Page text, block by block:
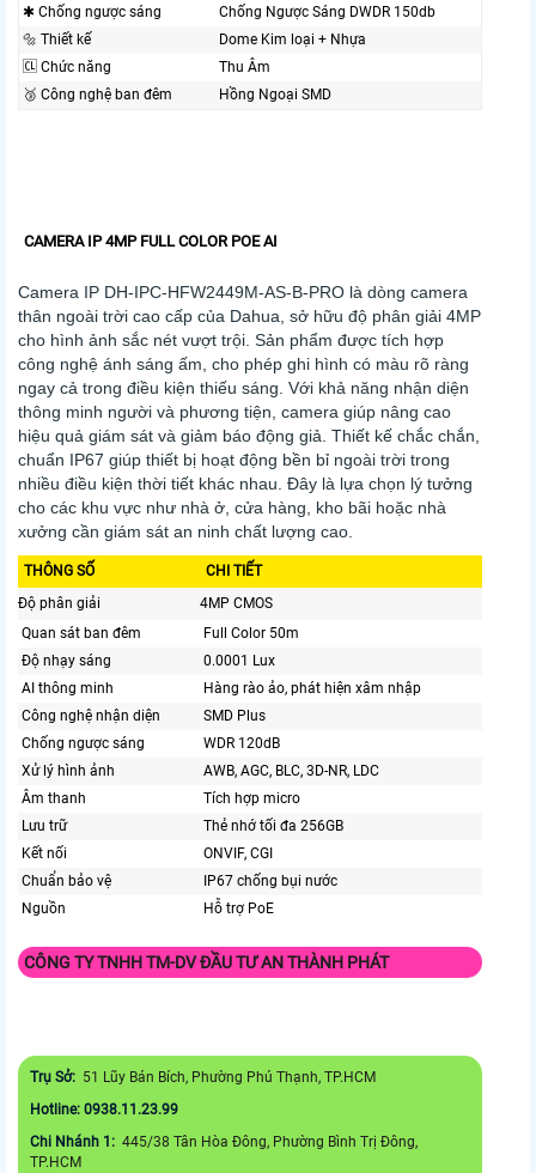
✱ Chống ngược sáng
Chống Ngược Sáng DWDR 150db
🔩 Thiết kế
Dome Kim loại + Nhựa
🆑 Chức năng
Thu Âm
🥉 Công nghệ ban đêm
Hồng Ngoại SMD
CAMERA IP 4MP FULL COLOR POE AI
Camera IP DH-IPC-HFW2449M-AS-B-PRO là dòng camera
thân ngoài trời cao cấp của Dahua, sở hữu độ phân giải 4MP
cho hình ảnh sắc nét vượt trội. Sản phẩm được tích hợp
công nghệ ánh sáng ấm, cho phép ghi hình có màu rõ ràng
ngay cả trong điều kiện thiếu sáng. Với khả năng nhận diện
thông minh người và phương tiện, camera giúp nâng cao
hiệu quả giám sát và giảm báo động giả. Thiết kế chắc chắn,
chuẩn IP67 giúp thiết bị hoạt động bền bỉ ngoài trời trong
nhiều điều kiện thời tiết khác nhau. Đây là lựa chọn lý tưởng
cho các khu vực như nhà ở, cửa hàng, kho bãi hoặc nhà
xưởng cần giám sát an ninh chất lượng cao.
THÔNG SỐ
CHI TIẾT
Độ phân giải
4MP CMOS
Quan sát ban đêm
Full Color 50m
Độ nhạy sáng
0.0001 Lux
AI thông minh
Hàng rào ảo, phát hiện xâm nhập
Công nghệ nhận diện
SMD Plus
Chống ngược sáng
WDR 120dB
Xử lý hình ảnh
AWB, AGC, BLC, 3D-NR, LDC
Âm thanh
Tích hợp micro
Lưu trữ
Thẻ nhớ tối đa 256GB
Kết nối
ONVIF, CGI
Chuẩn bảo vệ
IP67 chống bụi nước
Nguồn
Hỗ trợ PoE
CÔNG TY TNHH TM-DV ĐẦU TƯ AN THÀNH PHÁT
Trụ Sở: 51 Lũy Bán Bích, Phường Phú Thạnh, TP.HCM
Hotline: 0938.11.23.99
Chi Nhánh 1: 445/38 Tân Hòa Đông, Phường Bình Trị Đông,
TP.HCM